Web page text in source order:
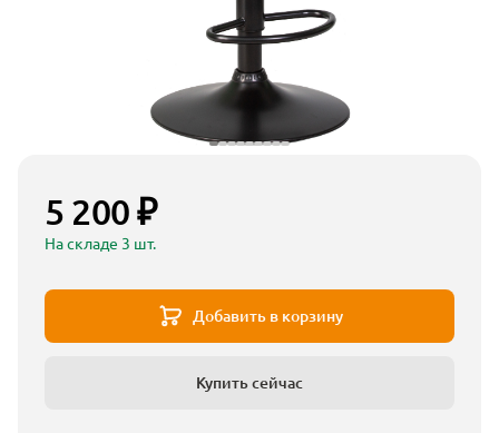
5 200 ₽
На складе 3 шт.
Добавить в корзину
Купить сейчас